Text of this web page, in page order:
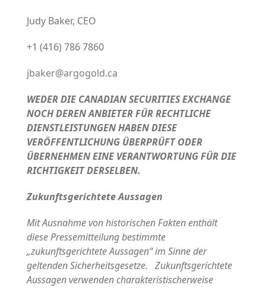
Judy Baker, CEO
+1 (416) 786 7860
jbaker@argogold.ca
WEDER DIE CANADIAN SECURITIES EXCHANGE
NOCH DEREN ANBIETER FÜR RECHTLICHE
DIENSTLEISTUNGEN HABEN DIESE
VERÖFFENTLICHUNG ÜBERPRÜFT ODER
ÜBERNEHMEN EINE VERANTWORTUNG FÜR DIE
RICHTIGKEIT DERSELBEN.
Zukunftsgerichtete Aussagen
Mit Ausnahme von historischen Fakten enthält
diese Pressemitteilung bestimmte
„zukunftsgerichtete Aussagen“ im Sinne der
geltenden Sicherheitsgesetze. Zukunftsgerichtete
Aussagen verwenden charakteristischerweise